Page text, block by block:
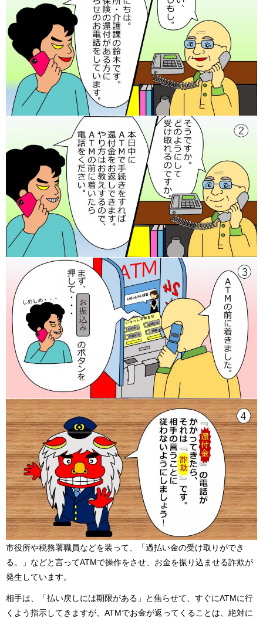
市役所や税務署職員などを装って、「過払い金の受け取りができ
る。」などと言ってATMで操作をさせ、お金を振り込ませる詐欺が
発生しています。
相手は、「払い戻しには期限がある」と焦らせて、すぐにATMに行
くよう指示してきますが、ATMでお金が返ってくることは、絶対に